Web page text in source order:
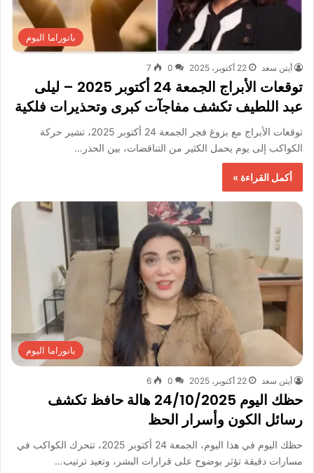
بانوراما اليوم
أيتن سعد 22 أكتوبر، 2025 0
7
توقعات الأبراج الجمعة 24 أكتوبر 2025 – ليلى
عبد اللطيف تكشف مفاجآت كبرى وتحذيرات فلكية
توقعات الأبراج مع بزوغ فجر الجمعة 24 أكتوبر 2025، تشير حركة
الكواكب إلى يوم يحمل الكثير من التناقضات، بين الحذر…
أكمل القراءة »
بانوراما اليوم
أيتن سعد 22 أكتوبر، 2025 0
6
حظك اليوم 24/10/2025 هالة حافظ تكشف
رسائل الكون وأسرار الحظ
حظك اليوم في هذا اليوم، الجمعة 24 أكتوبر 2025، تتحرك الكواكب في
مسارات دقيقة تؤثر بوضوح على قرارات البشر، وتعيد ترتيب…